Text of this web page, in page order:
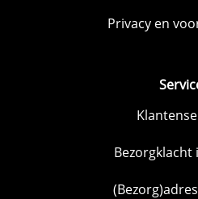
Privacy en
Bezorgklacht